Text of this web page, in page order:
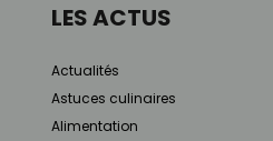
LES ACTUS
Actualités
Astuces culinaires
Alimentation